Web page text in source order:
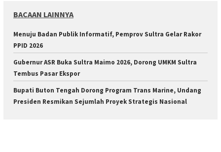
BACAAN LAINNYA
Menuju Badan Publik Informatif, Pemprov Sultra Gelar Rakor
PPID 2026
Gubernur ASR Buka Sultra Maimo 2026, Dorong UMKM Sultra
Tembus Pasar Ekspor
Bupati Buton Tengah Dorong Program Trans Marine, Undang
Presiden Resmikan Sejumlah Proyek Strategis Nasional